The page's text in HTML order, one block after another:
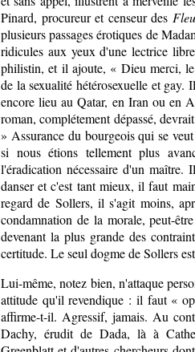
Pinard, procureur et censeur des
plusieurs passages érotiques de
ridicules aux yeux d'une lectrice
philistin, et il ajoute, « Dieu merci,
de la sexualité hétérosexuelle et gay.
encore lieu au Qatar, en Iran ou en
roman, complétement dépassé,
» Assurance du bourgeois qui se
si nous étions tellement plus
l'éradication nécessaire d'un
danser et c'est tant mieux, il faut
regard de Sollers, il s'agit moins,
condamnation de la morale, peut-
devenant la plus grande des
certitude. Le seul dogme de Sollers
Lui-même, notez bien, n'attaque
attitude qu'il revendique : il faut «
affirme-t-il. Agressif, jamais. Au
Dachy, érudit de Dada, là à